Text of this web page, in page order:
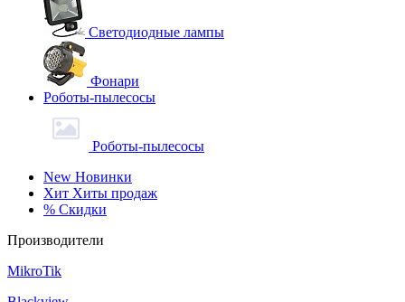
Светодиодные лампы
Фонари
Роботы-пылесосы
Роботы-пылесосы
New Новинки
Хит Хиты продаж
% Скидки
Производители
MikroTik